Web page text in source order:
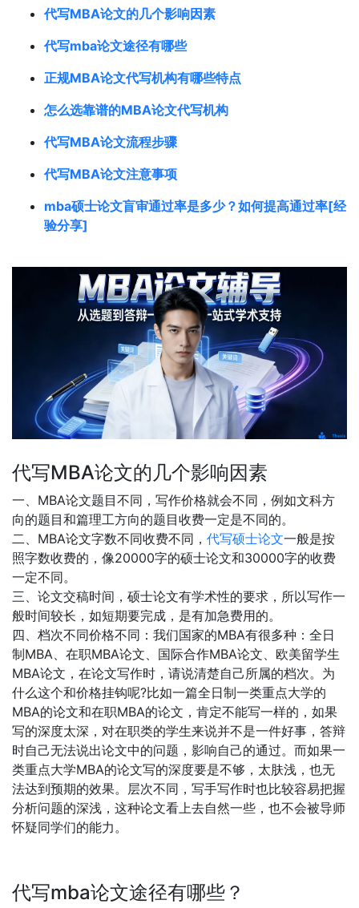
代写MBA论文的几个影响因素
代写mba论文途径有哪些
正规MBA论文代写机构有哪些特点
怎么选靠谱的MBA论文代写机构
代写MBA论文流程步骤
代写MBA论文注意事项
mba硕士论文盲审通过率是多少？如何提高通过率[经
验分享]
代写MBA论文的几个影响因素
一、MBA论文题目不同，写作价格就会不同，例如文科方
向的题目和篇理工方向的题目收费一定是不同的。
二、MBA论文字数不同收费不同， 代写硕士论文一般是按
照字数收费的，像20000字的硕士论文和30000字的收费
一定不同。
三、论文交稿时间，硕士论文有学术性的要求，所以写作一
般时间较长，如短期要完成，是有加急费用的。
四、档次不同价格不同：我们国家的MBA有很多种：全日
制MBA、在职MBA论文、国际合作MBA论文、欧美留学生
MBA论文，在论文写作时，请说清楚自己所属的档次。为
什么这个和价格挂钩呢?比如一篇全日制一类重点大学的
MBA的论文和在职MBA的论文，肯定不能写一样的，如果
写的深度太深，对在职类的学生来说并不是一件好事，答辩
时自己无法说出论文中的问题，影响自己的通过。而如果一
类重点大学MBA的论文写的深度要是不够，太肤浅，也无
法达到预期的效果。层次不同，写手写作时也比较容易把握
分析问题的深浅，这种论文看上去自然一些，也不会被导师
怀疑同学们的能力。
代写mba论文途径有哪些？